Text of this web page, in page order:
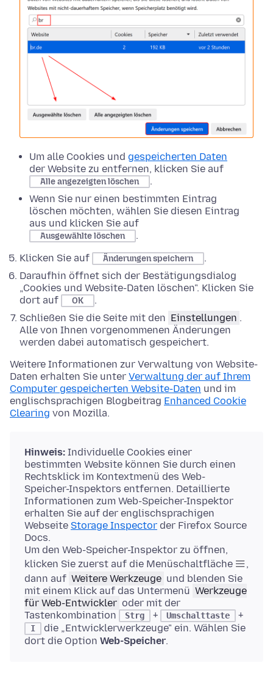
Um alle Cookies und gespeicherten Daten
der Website zu entfernen, klicken Sie auf
Alle angezeigten löschen
.
Wenn Sie nur einen bestimmten Eintrag
löschen möchten, wählen Sie diesen Eintrag
aus und klicken Sie auf
Ausgewählte löschen
.
Klicken Sie auf
Änderungen speichern
.
Daraufhin öffnet sich der Bestätigungsdialog
„Cookies und Website-Daten löschen". Klicken Sie
dort auf
OK
.
Schließen Sie die Seite mit den Einstellungen .
Alle von Ihnen vorgenommenen Änderungen
werden dabei automatisch gespeichert.
Weitere Informationen zur Verwaltung von Website-
Daten erhalten Sie unter Verwaltung der auf Ihrem
Computer gespeicherten Website-Daten und im
englischsprachigen Blogbeitrag Enhanced Cookie
Clearing von Mozilla.
Hinweis: Individuelle Cookies einer
bestimmten Website können Sie durch einen
Rechtsklick im Kontextmenü des Web-
Speicher-Inspektors entfernen. Detaillierte
Informationen zum Web-Speicher-Inspektor
erhalten Sie auf der englischsprachigen
Webseite Storage Inspector der Firefox Source
Docs.
Um den Web-Speicher-Inspektor zu öffnen,
klicken Sie zuerst auf die Menüschaltfläche
,
dann auf Weitere Werkzeuge und blenden Sie
mit einem Klick auf das Untermenü Werkzeuge
für Web-Entwickler oder mit der
Tastenkombination
Strg + Umschalttaste +
I
die „Entwicklerwerkzeuge" ein. Wählen Sie
dort die Option Web-Speicher.